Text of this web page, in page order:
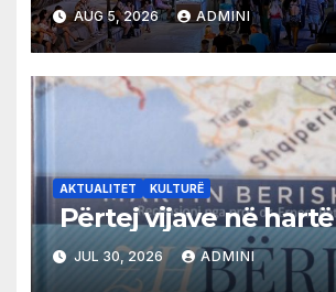
AUG 5, 2026 ADMINI
AKTUALITET KULTURË
Përtej vijave në hartë
JUL 30, 2026 ADMINI